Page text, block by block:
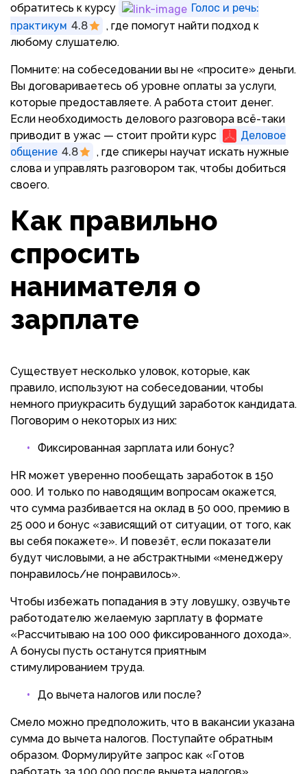
обратитесь к курсу
Голос и речь:
практикум 4.8
, где помогут найти подход к
любому слушателю.
Помните: на собеседовании вы не «просите» деньги.
Вы договариваетесь об уровне оплаты за услуги,
которые предоставляете. А работа стоит денег.
Если необходимость делового разговора всё-таки
приводит в ужас — стоит пройти курс
Деловое
общение 4.8
, где спикеры научат искать нужные
слова и управлять разговором так, чтобы добиться
своего.
Как правильно
спросить
нанимателя о
зарплате
Существует несколько уловок, которые, как
правило, используют на собеседовании, чтобы
немного приукрасить будущий заработок кандидата.
Поговорим о некоторых из них:
Фиксированная зарплата или бонус?
HR может уверенно пообещать заработок в 150
000. И только по наводящим вопросам окажется,
что сумма разбивается на оклад в 50 000, премию в
25 000 и бонус «зависящий от ситуации, от того, как
вы себя покажете». И повезёт, если показатели
будут числовыми, а не абстрактными «менеджеру
понравилось/не понравилось».
Чтобы избежать попадания в эту ловушку, озвучьте
работодателю желаемую зарплату в формате
«Рассчитываю на 100 000 фиксированного дохода».
А бонусы пусть останутся приятным
стимулированием труда.
До вычета налогов или после?
Смело можно предположить, что в вакансии указана
сумма до вычета налогов. Поступайте обратным
образом. Формулируйте запрос как «Готов
работать за 100 000 после вычета налогов».